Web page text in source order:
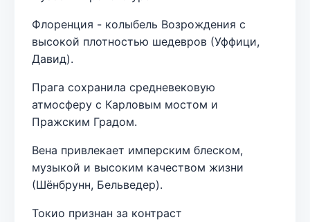
Флоренция - колыбель Возрождения с
высокой плотностью шедевров (Уффици,
Давид).
Прага сохранила средневековую
атмосферу с Карловым мостом и
Пражским Градом.
Вена привлекает имперским блеском,
музыкой и высоким качеством жизни
(Шёнбрунн, Бельведер).
Токио признан за контраст